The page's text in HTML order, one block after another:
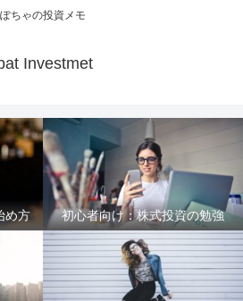
ぽちゃの投資メモ
Investmet
め方 初心者向け：株式投資の勉強